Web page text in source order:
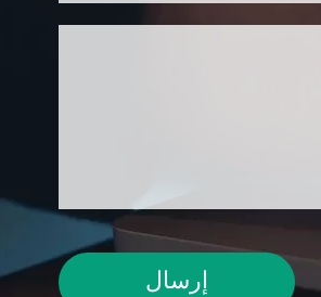
إرسال